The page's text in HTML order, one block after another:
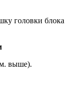
головки блока
выше).